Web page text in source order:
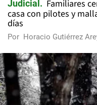
Judicial
Familiares
casa con pilotes y
días
Por Horacio Gutiérrez